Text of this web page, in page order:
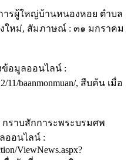
ารผู้ใหญ่บ้านหนองหอย ตำบล
ใหม่, สัมภาษณ์ : ๓๑ มกราคม
ข้อมูลออนไลน์ :
11/baanmonmuan/, สืบค้น เมื่อ
กราบสักการะพระบรมศพ
ออนไลน์ :
ViewNews.aspx?